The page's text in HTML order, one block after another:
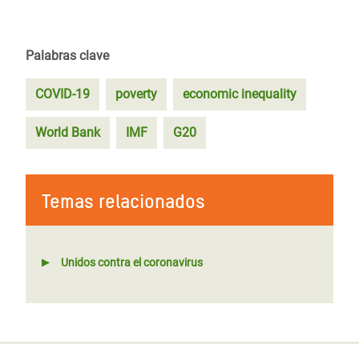
Palabras clave
COVID-19 poverty economic inequality
World Bank IMF G20
Temas relacionados
Unidos contra el coronavirus